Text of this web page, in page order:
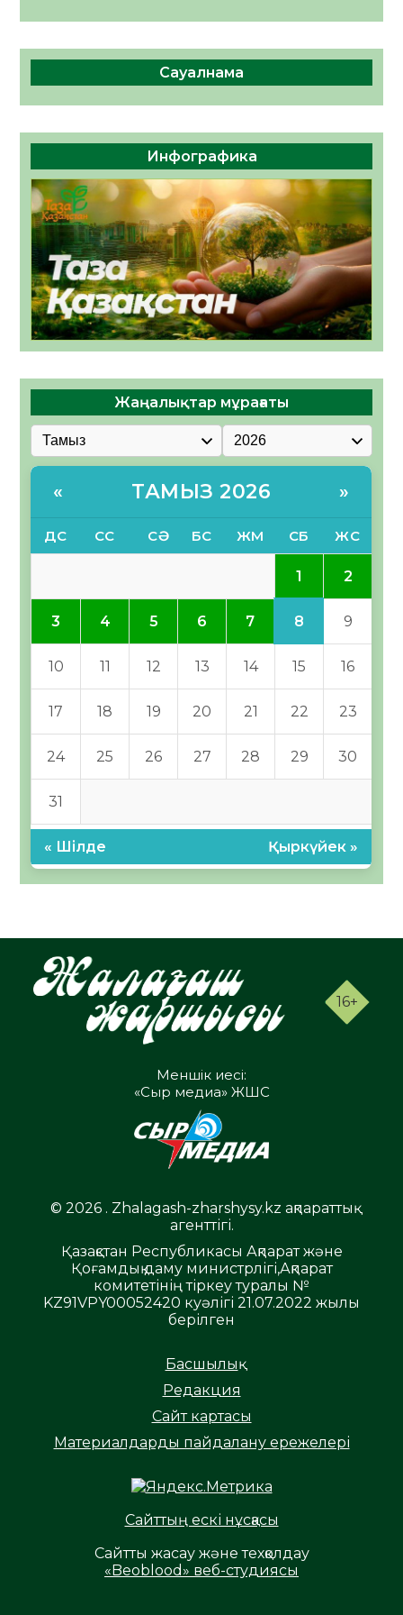
Сауалнама
Инфографика
Жаңалықтар мұрағаты
« ТАМЫЗ 2026 »
ДС СС СӘ БС ЖМ СБ ЖС
1 2
3 4 5 6 7 8 9
10 11 12 13 14 15 16
17 18 19 20 21 22 23
24 25 26 27 28 29 30
31
« Шілде Қыркүйек »
16+
Меншік иесі:
«Сыр медиа» ЖШС
© 2026 . Zhalagash-zharshysy.kz ақпараттық
агенттігі.
Қазақстан Республикасы Ақпарат және
Қоғамдық даму министрлігі,Ақпарат
комитетінің тіркеу туралы №
KZ91VPY00052420 куәлігі 21.07.2022 жылы
берілген
Басшылық
Редакция
Сайт картасы
Материалдарды пайдалану ережелері
Сайттың ескі нұсқасы
Сайтты жасау және техқолдау
«Beoblood» веб-студиясы